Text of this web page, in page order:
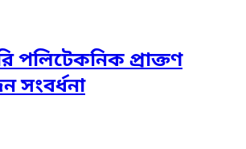
পলিটেকনিক প্রাক্তণ
সংবর্ধনা